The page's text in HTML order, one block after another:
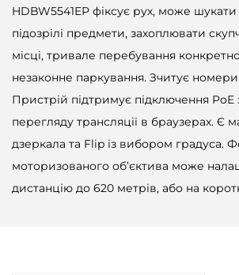
HDBW5541EP фіксує рух, може шукати
підозрілі предмети, захоплювати
місці, тривале перебування
незаконне паркування. Зчитує
Пристрій підтримує підключення
перегляду трансляції в браузерах. Є
дзеркала та Flip із вибором градуса.
моторизованого об’єктива може
дистанцію до 620 метрів, або на